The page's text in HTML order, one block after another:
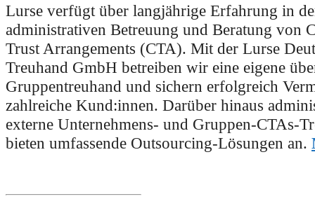
Lurse verfügt über langjährige Erfahrung in
administrativen Betreuung und Beratung von
Trust Arrangements (CTA). Mit der Lurse
Treuhand GmbH betreiben wir eine eigene
Gruppentreuhand und sichern erfolgreich
zahlreiche Kund:innen. Darüber hinaus
externe Unternehmens- und Gruppen-CTAs-
bieten umfassende Outsourcing-Lösungen an.